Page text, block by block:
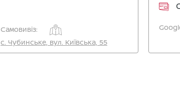
Самовивіз:
c. Чубинське, вул. Київська, 55